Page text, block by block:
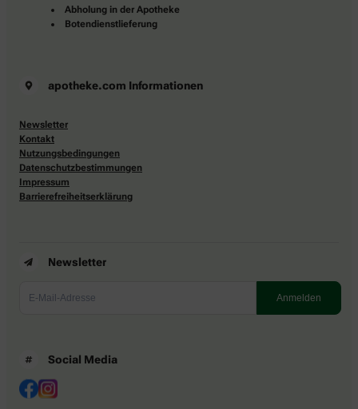
Abholung in der Apotheke
Botendienstlieferung
apotheke.com Informationen
Newsletter
Kontakt
Nutzungsbedingungen
Datenschutzbestimmungen
Impressum
Barrierefreiheitserklärung
Newsletter
Social Media